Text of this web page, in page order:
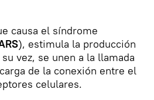
causa el síndrome
), estimula la producción
vez, se unen a la llamada
de la conexión entre el
celulares.